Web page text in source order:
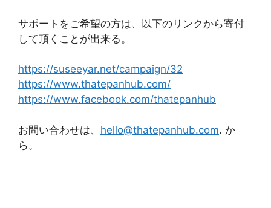
サポートをご希望の方は、以下のリンクから寄付
して頂くことが出来る。
https://suseeyar.net/campaign/32
https://www.thatepanhub.com/
https://www.facebook.com/thatepanhub
お問い合わせは、 hello@thatepanhub.com. か
ら。